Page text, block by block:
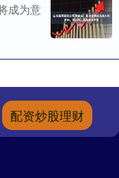
成为意
配资炒股理财